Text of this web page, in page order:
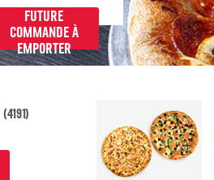
FUTURE
COMMANDE À
EMPORTER
(4191)